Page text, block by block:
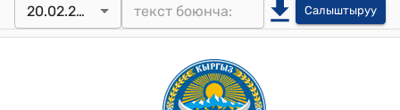
20.02.2025 Салыштыруу